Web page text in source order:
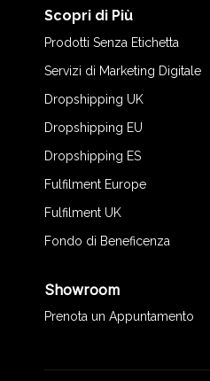
Scopri di Più
Prodotti Senza Etichetta
Servizi di Marketing Digitale
Dropshipping UK
Dropshipping EU
Dropshipping ES
Fulfilment Europe
Fulfilment UK
Fondo di Beneficenza
Showroom
Prenota un Appuntamento